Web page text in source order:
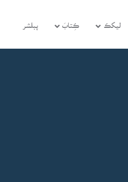
ليکڪ ڪِتابَ پبلشر